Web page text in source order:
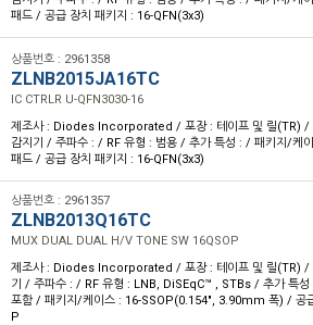
패드 / 공급 장치 패키지 : 16-QFN(3x3)
상품번호 : 2961358
ZLNB2015JA16TC
IC CTRLR U-QFN3030-16
제조사 : Diodes Incorporated / 포장 : 테이프 및 릴(TR) /
감지기 / 주파수 : / RF 유형 : 범용 / 추가 특성 : / 패키지/케
패드 / 공급 장치 패키지 : 16-QFN(3x3)
상품번호 : 2961357
ZLNB2013Q16TC
MUX DUAL DUAL H/V TONE SW 16QSOP
제조사 : Diodes Incorporated / 포장 : 테이프 및 릴(TR) /
기 / 주파수 : / RF 유형 : LNB, DiSEqC™ , STBs / 추가 특성
포함 / 패키지/케이스 : 16-SSOP(0.154", 3.90mm 폭) / 공
P